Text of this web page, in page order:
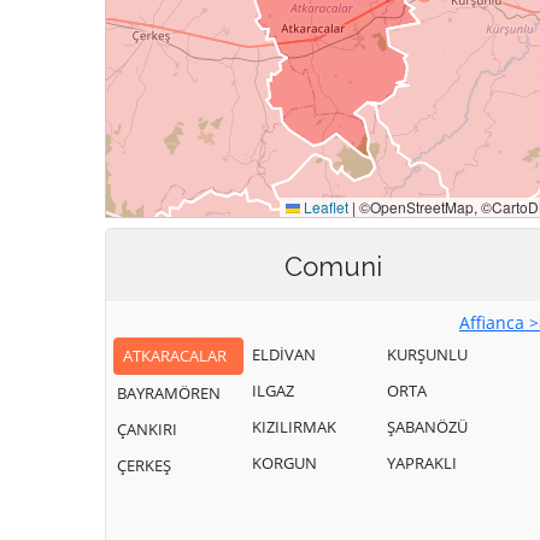
Comuni
Affianca
ATKARACALAR
BAYRAMÖREN
ÇANKIRI
ÇERKEŞ
ELDİVAN
ILGAZ
KIZILIRMAK
KORGUN
KURŞUNLU
ORTA
ŞABANÖZÜ
YAPRAKLI